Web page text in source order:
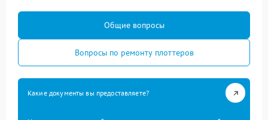
Общие вопросы
Вопросы по ремонту плоттеров
Какие документы вы предоставляете?